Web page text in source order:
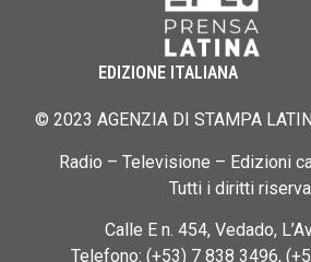
EDIZIONE ITALIANA
© 2023 AGENZIA DI STAMPA
Radio – Televisione – Edizioni
Tutti i diritti
Calle E n. 454, Vedado,
Telefono: (+53) 7 838 3496,